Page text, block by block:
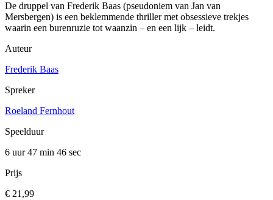
De druppel van Frederik Baas (pseudoniem van Jan van
Mersbergen) is een beklemmende thriller met obsessieve trekjes
waarin een burenruzie tot waanzin – en een lijk – leidt.
Auteur
Frederik Baas
Spreker
Roeland Fernhout
Speelduur
6 uur 47 min 46 sec
Prijs
€ 21,99